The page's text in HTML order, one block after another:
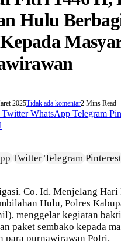
Hulu
2025Tidak ada komentar2 Mins Read
Twitter WhatsApp Telegram
Twitter Telegram Pinterest
Co. Id. Menjelang
Hulu, Polres
menggelar kegiatan
paket sembako kepada
para purnawirawan Polri.